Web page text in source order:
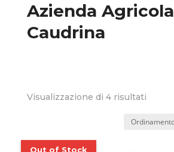
Azienda Agricola
Caudrina
Visualizzazione di 4 risultati